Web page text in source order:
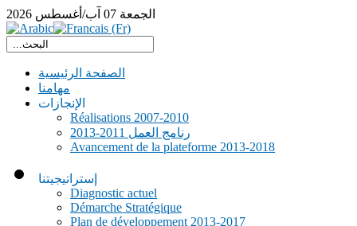
الجمعة 07 آب/أغسطس 2026
الصفحة الرئيسية
مهامنا
الإنجازات
Réalisations 2007-2010
رنامج العمل 2011-2013
Avancement de la plateforme 2013-2018
إستراتيجيتنا
Diagnostic actuel
Démarche Stratégique
Plan de développement 2013-2017